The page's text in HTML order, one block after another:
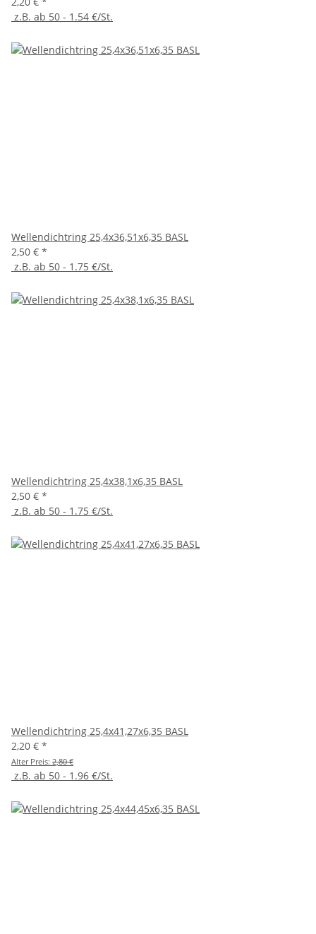
z.B. ab 50 - 1.54 €/St.
Wellendichtring 25,4x36,51x6,35 BASL
2,50 € *
z.B. ab 50 - 1.75 €/St.
Wellendichtring 25,4x38,1x6,35 BASL
2,50 € *
z.B. ab 50 - 1.75 €/St.
Wellendichtring 25,4x41,27x6,35 BASL
2,20 € *
Alter Preis: 2,80 €
z.B. ab 50 - 1.96 €/St.